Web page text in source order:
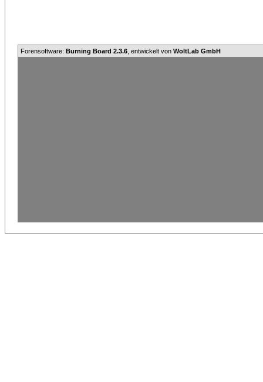
Forensoftware: Burning Board 2.3.6 , entwickelt von WoltLab GmbH